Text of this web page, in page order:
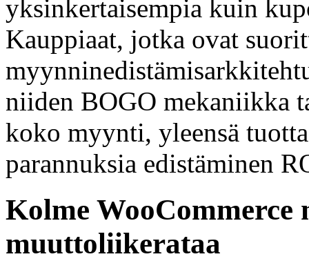
yksinkertaisempia kuin
Kauppiaat, jotka ovat
niiden BOGO mekaniikka
koko myynti, yleensä
parannuksia edistäminen
Kolme WooCommerce
muuttoliikerataa